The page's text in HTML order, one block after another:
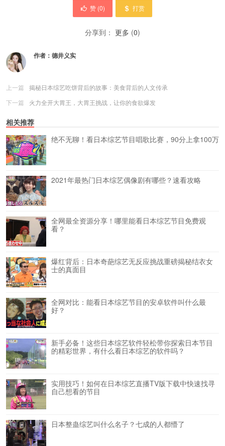
赞 (0) 打赏
分享到： 更多 (0)
作者： 德井义实
上一篇
揭秘日本综艺吃饼背后的故事：美食背后的人文传承
下一篇
火力全开大胃王，大胃王挑战，让你的食欲爆发
相关推荐
绝不无聊！看日本综艺节目唱歌比赛，90分上拿100万
2021年最热门日本综艺偶像剧有哪些？速看攻略
全网最全资源分享！哪里能看日本综艺节目免费观
看？
爆红背后：日本奇葩综艺无反应挑战重磅揭秘结衣女
士的真面目
全网对比：能看日本综艺节目的安卓软件叫什么最
好？
新手必备！这些日本综艺软件轻松带你探索日本节目
的精彩世界，有什么看日本综艺的软件吗？
实用技巧！如何在日本综艺直播TV版下载中快速找寻
自己想看的节目
日本整蛊综艺叫什么名子？七成的人都懵了